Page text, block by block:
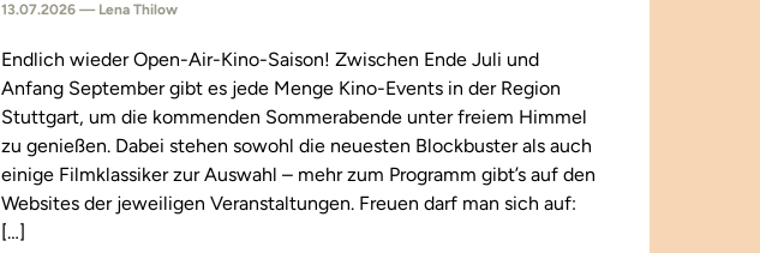
13.07.2026 — Lena Thilow
Endlich wieder Open-Air-Kino-Saison! Zwischen Ende Juli und
Anfang September gibt es jede Menge Kino-Events in der Region
Stuttgart, um die kommenden Sommerabende unter freiem Himmel
zu genießen. Dabei stehen sowohl die neuesten Blockbuster als auch
einige Filmklassiker zur Auswahl – mehr zum Programm gibt’s auf den
Websites der jeweiligen Veranstaltungen. Freuen darf man sich auf:
[…]